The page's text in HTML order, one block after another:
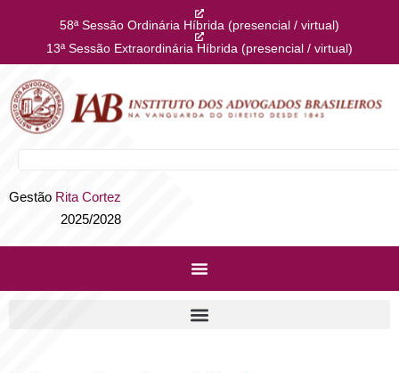
58ª Sessão Ordinária Híbrida (presencial / virtual)
13ª Sessão Extraordinária Híbrida (presencial / virtual)
Gestão Rita Cortez
2025/2028